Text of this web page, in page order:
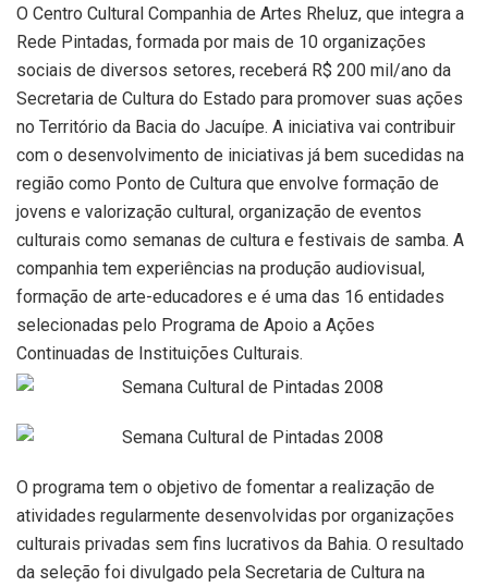
O Centro Cultural Companhia de Artes Rheluz, que integra a
Rede Pintadas, formada por mais de 10 organizações
sociais de diversos setores, receberá R$ 200 mil/ano da
Secretaria de Cultura do Estado para promover suas ações
no Território da Bacia do Jacuípe. A iniciativa vai contribuir
com o desenvolvimento de iniciativas já bem sucedidas na
região como Ponto de Cultura que envolve formação de
jovens e valorização cultural, organização de eventos
culturais como semanas de cultura e festivais de samba. A
companhia tem experiências na produção audiovisual,
formação de arte-educadores e é uma das 16 entidades
selecionadas pelo Programa de Apoio a Ações
Continuadas de Instituições Culturais.
O programa tem o objetivo de fomentar a realização de
atividades regularmente desenvolvidas por organizações
culturais privadas sem fins lucrativos da Bahia. O resultado
da seleção foi divulgado pela Secretaria de Cultura na